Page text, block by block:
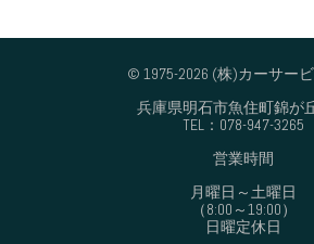
イ
© 1975-2026 (株)カーサー
兵庫県明石市魚住町錦が
TEL：078-947-3265
営業時間
月曜日～土曜日
（8:00～19:00）
日曜定休日